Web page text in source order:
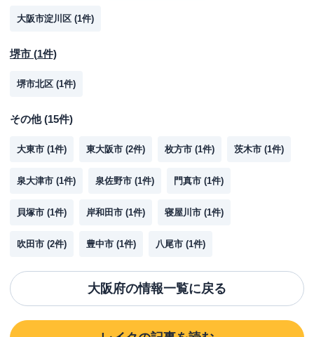
大阪市淀川区 (1件)
堺市 (1件)
堺市北区 (1件)
その他(15件)
大東市 (1件) 東大阪市 (2件) 枚方市 (1件) 茨木市 (1件)
泉大津市 (1件) 泉佐野市 (1件) 門真市 (1件)
貝塚市 (1件) 岸和田市 (1件) 寝屋川市 (1件)
吹田市 (2件) 豊中市 (1件) 八尾市 (1件)
大阪府の情報一覧に戻る